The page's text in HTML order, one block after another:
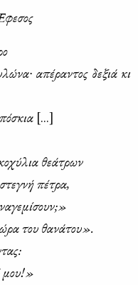
απέ­ρα­ντος δε­ξιά κι
[...]
θε­ά­τρων
πέ­τρα,
του θα­νά­του».
μου!»